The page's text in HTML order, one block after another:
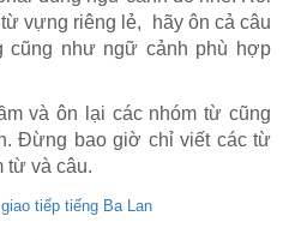
vựng riêng lẻ, hãy ôn cả câu
cũng như ngữ cảnh phù hợp
và ôn lại các nhóm từ cũng
Đừng bao giờ chỉ viết các từ
từ và câu.
tiếp tiếng Ba Lan